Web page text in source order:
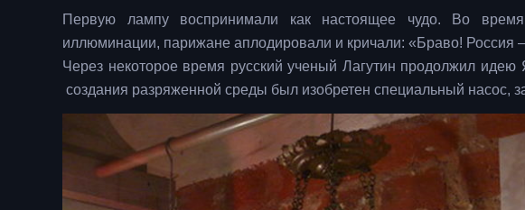
Первую лампу воспринимали как настоящее чудо. Во время
иллюминации, парижане аплодировали и кричали: «Браво! Россия
Через некоторое время русский ученый Лагутин продолжил
создания разряженной среды был изобретен специальный насос,